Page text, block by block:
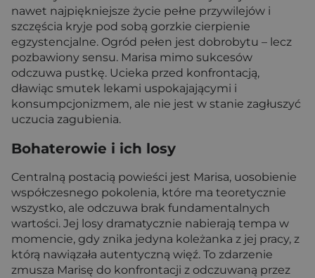
nawet najpiękniejsze życie pełne przywilejów i
szczęścia kryje pod sobą gorzkie cierpienie
egzystencjalne. Ogród pełen jest dobrobytu – lecz
pozbawiony sensu. Marisa mimo sukcesów
odczuwa pustkę. Ucieka przed konfrontacją,
dławiąc smutek lekami uspokajającymi i
konsumpcjonizmem, ale nie jest w stanie zagłuszyć
uczucia zagubienia.
Bohaterowie i ich losy
Centralną postacią powieści jest Marisa, uosobienie
współczesnego pokolenia, które ma teoretycznie
wszystko, ale odczuwa brak fundamentalnych
wartości. Jej losy dramatycznie nabierają tempa w
momencie, gdy znika jedyna koleżanka z jej pracy, z
którą nawiązała autentyczną więź. To zdarzenie
zmusza Marisę do konfrontacji z odczuwaną przez